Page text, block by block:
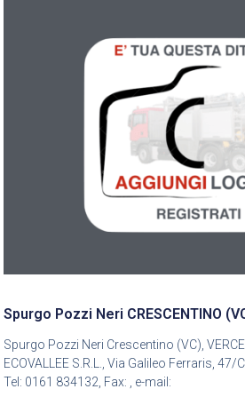
Spurgo Pozzi Neri CRESCENTINO
Spurgo Pozzi Neri Crescentino (VC),
ECOVALLEE S.R.L., Via Galileo Ferraris,
Tel: 0161 834132, Fax: , e-mail: